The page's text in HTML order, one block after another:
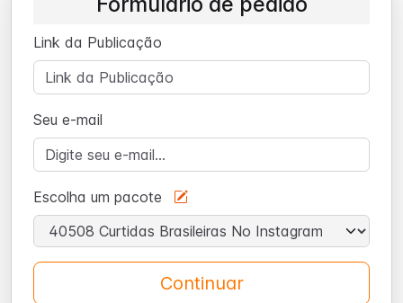
Link da Publicação
Seu e-mail
Escolha um pacote
Continuar